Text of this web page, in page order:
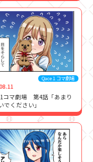
Qace１コマ劇場
コマ劇場 第4話「あまり
でください」